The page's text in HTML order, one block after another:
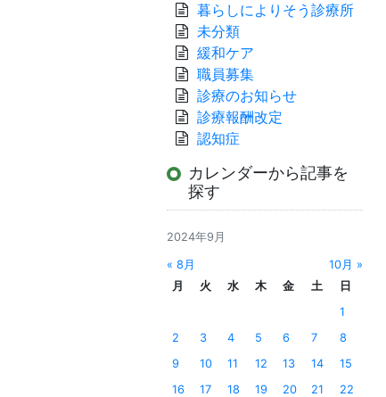
暮らしによりそう診療所
未分類
緩和ケア
職員募集
診療のお知らせ
診療報酬改定
認知症
カレンダーから記事を
探す
2024年9月
« 8月
10月 »
月
火 水 木 金 土
日
1
2
3 4 5 6 7
8
9
10 11 12 13 14
15
16
17 18 19 20 21
22